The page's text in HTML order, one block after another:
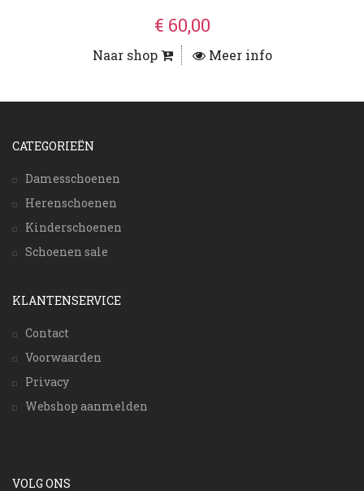
€ 60,00
Naar shop Meer info
CATEGORIEËN
Damesschoenen
Herenschoenen
Kinderschoenen
Schoenen sale
KLANTENSERVICE
Contact
Voorwaarden
Privacy
Webshop aanmelden
VOLG ONS